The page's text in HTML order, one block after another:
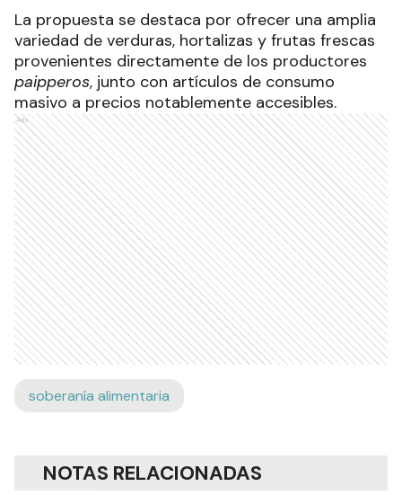
La propuesta se destaca por ofrecer una amplia
variedad de verduras, hortalizas y frutas frescas
provenientes directamente de los productores
paipperos, junto con artículos de consumo
masivo a precios notablemente accesibles.
Ads
soberanía alimentaria
NOTAS RELACIONADAS